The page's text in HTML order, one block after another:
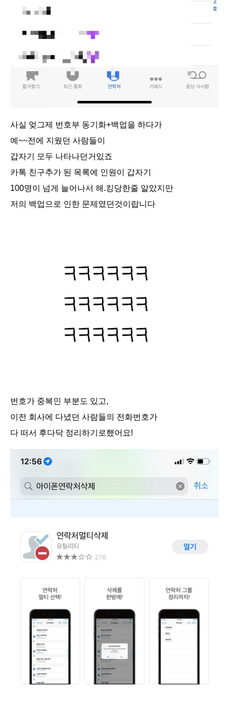
사실 엊그제 번호부 동기화+백업을 하다가
예~~전에 지웠던 사람들이
갑자기 모두 나타나던거있죠
카톡 친구추가 된 목록에 인원이 갑자기
100명이 넘게 늘어나서 해.킹당한줄 알았지만
저의 백업으로 인한 문제였던것이랍니다
번호가 중복인 부분도 있고,
이전 회사에 다녔던 사람들의 전화번호가
다 떠서 후다닥 정리하기로했어요!